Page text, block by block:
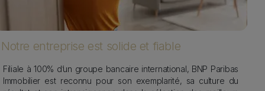
Notre entreprise est solide et fiable
Filiale à 100% d’un groupe bancaire international, BNP Paribas
Immobilier est reconnu pour son exemplarité, sa culture du